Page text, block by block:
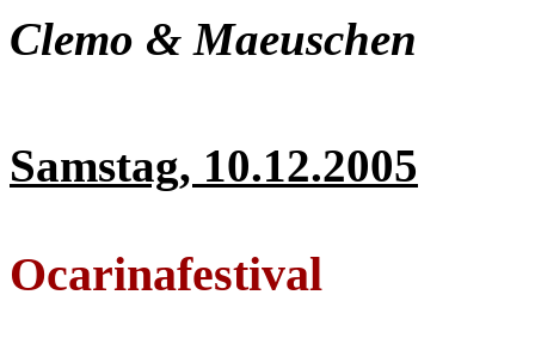
Clemo & Maeuschen
Samstag, 10.12.2005
Ocarinafestival